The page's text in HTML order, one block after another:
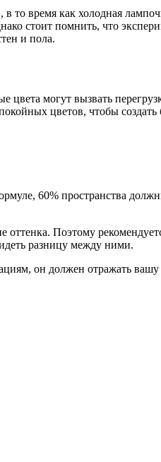
время как холодная
стоит помнить, что
и пола.
могут вызвать
цветов, чтобы
60% пространства
Поэтому
разницу между ними.
он должен отражать